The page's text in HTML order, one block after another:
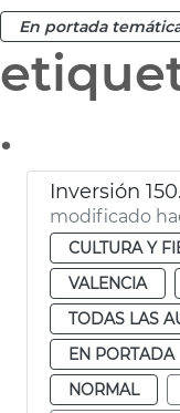
En portada
.
modificado
CULTURA Y
VALENCIA
TODAS LAS
EN PORTADA
NORMAL